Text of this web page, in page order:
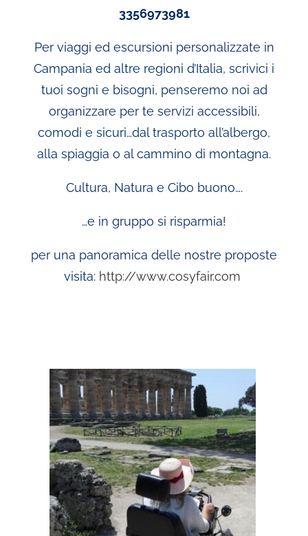
3356973981
Per viaggi ed escursioni personalizzate in
Campania ed altre regioni d’Italia, scrivici i
tuoi sogni e bisogni, penseremo noi ad
organizzare per te servizi accessibili,
comodi e sicuri…dal trasporto all’albergo,
alla spiaggia o al cammino di montagna.
Cultura, Natura e Cibo buono….
…e in gruppo si risparmia!
per una panoramica delle nostre proposte
visita: http://www.cosyfair.com